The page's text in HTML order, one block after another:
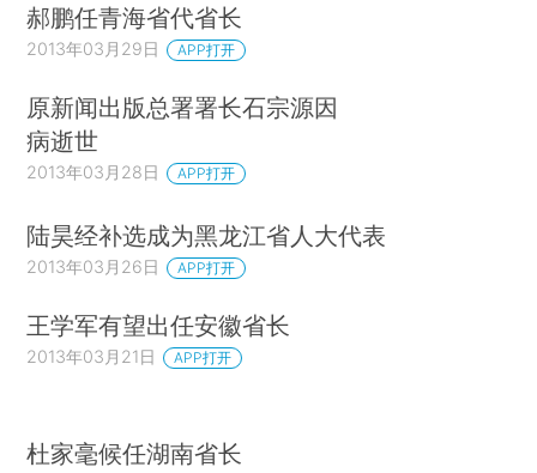
郝鹏任青海省代省长
2013年03月29日 APP打开
原新闻出版总署署长石宗源因
病逝世
2013年03月28日 APP打开
陆昊经补选成为黑龙江省人大代表
2013年03月26日 APP打开
王学军有望出任安徽省长
2013年03月21日 APP打开
杜家毫候任湖南省长